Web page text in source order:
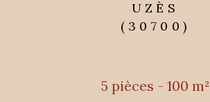
UZÈS
(30700)
5 pièces - 100 m²